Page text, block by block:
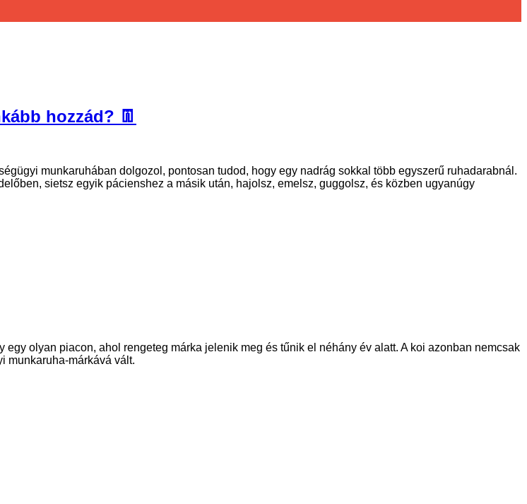
hozzád? 👖
munkaruhában dolgozol, pontosan tudod, hogy egy nadrág sokkal több egyszerű ruhadarabnál.
sietsz egyik pácienshez a másik után, hajolsz, emelsz, guggolsz, és közben ugyanúgy
olyan piacon, ahol rengeteg márka jelenik meg és tűnik el néhány év alatt. A koi azonban nemcsak
munkaruha-márkává vált.